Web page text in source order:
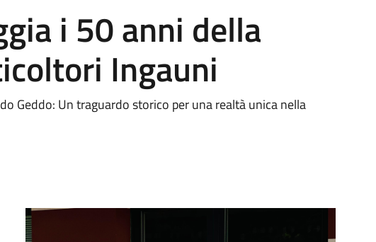
i 50 anni della
Ingauni
Geddo: Un traguardo storico per una realtà unica nella